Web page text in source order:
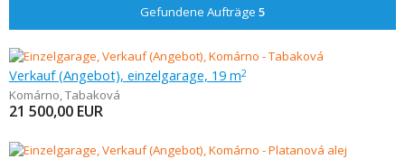
Gefundene Aufträge 5
Verkauf (Angebot), einzelgarage, 19 m2
Komárno,Tabaková
21 500,00 EUR